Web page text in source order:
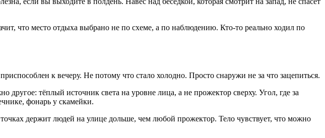
что место отдыха выбрано не по схеме, а по наблюдению. Кто-то реально ходил по
к вечеру. Не потому что стало холодно. Просто снаружи не за что зацепиться.
тёплый источник света на уровне лица, а не прожектор сверху. Угол, где за
фонарь у скамейки.
держит людей на улице дольше, чем любой прожектор. Тело чувствует, что можно